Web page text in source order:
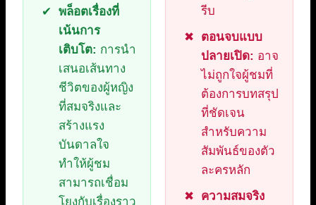
พล็อตเรื่องที่
เน้นการ
เติบโต: การนำ
เสนอเส้นทาง
ชีวิตของผู้หญิง
ที่สมจริงและ
สร้างแรง
บันดาลใจ
ทำให้ผู้ชม
สามารถเชื่อม
โยงกับเรื่องราว
รีบ
ตอนจบแบบ
ปลายเปิด: อาจ
ไม่ถูกใจผู้ชมที่
ต้องการบทสรุป
ที่ชัดเจน
สำหรับความ
สัมพันธ์ของตัว
ละครหลัก
ความสมจริง